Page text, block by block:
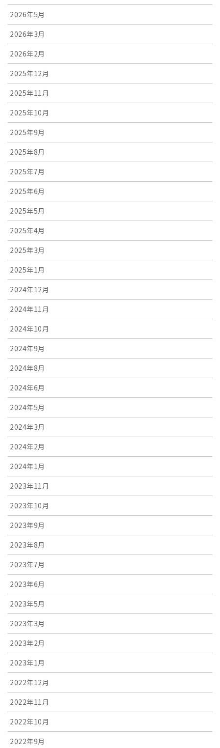
2026年5月
2026年3月
2026年2月
2025年12月
2025年11月
2025年10月
2025年9月
2025年8月
2025年7月
2025年6月
2025年5月
2025年4月
2025年3月
2025年1月
2024年12月
2024年11月
2024年10月
2024年9月
2024年8月
2024年6月
2024年5月
2024年3月
2024年2月
2024年1月
2023年11月
2023年10月
2023年9月
2023年8月
2023年7月
2023年6月
2023年5月
2023年3月
2023年2月
2023年1月
2022年12月
2022年11月
2022年10月
2022年9月